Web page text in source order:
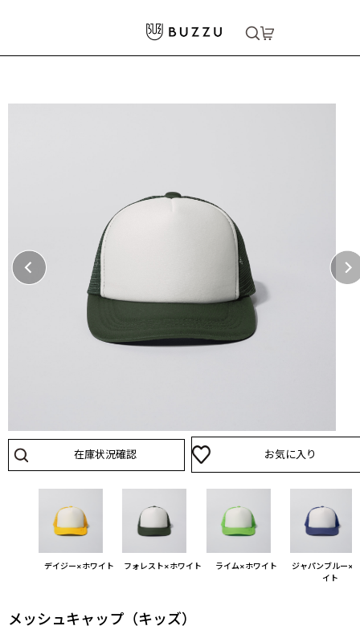
メッシュキャップ（キッズ）
在庫状況確認 お気に入り
デイジー×ホワイト フォレスト×ホワイト ライム×ホワイト
ジャパンブルー×
イト
メッシュキャップ（キッズ）